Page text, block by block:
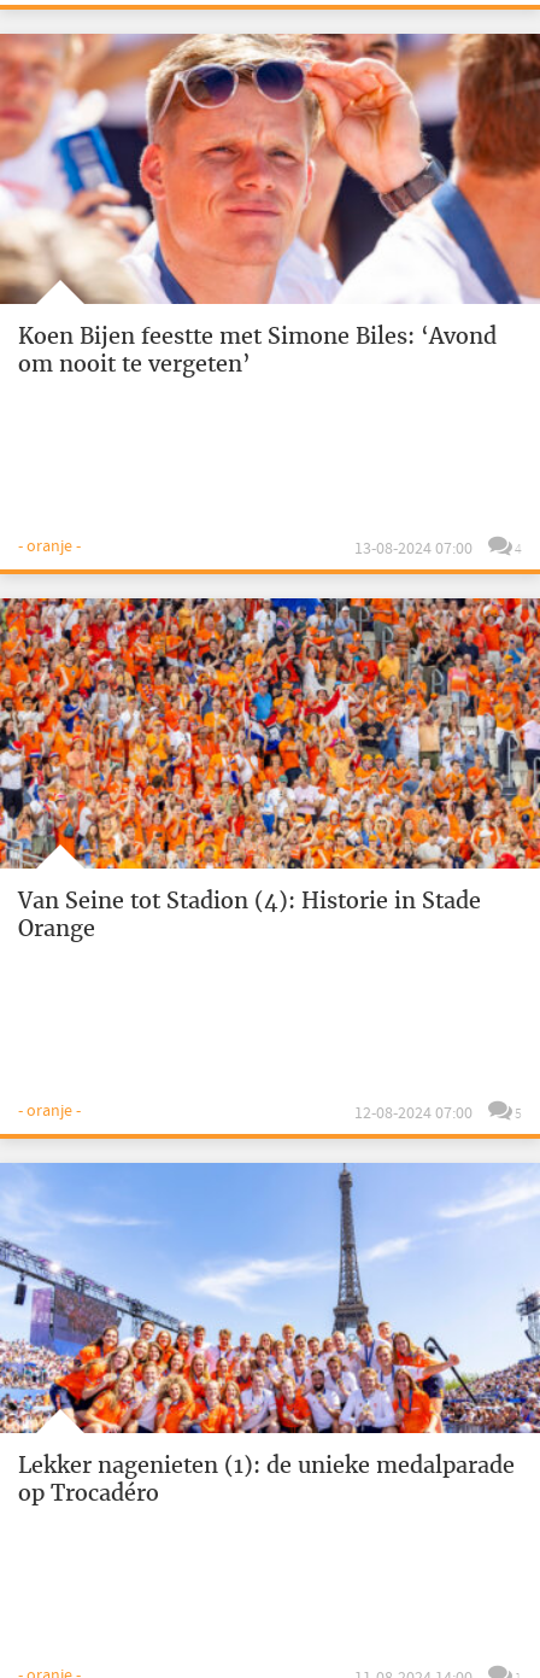
Koen Bijen feestte met Simone Biles: ‘Avond
om nooit te vergeten’
- oranje - 13-08-2024 07:00 4
Van Seine tot Stadion (4): Historie in Stade
Orange
- oranje - 12-08-2024 07:00 5
Lekker nagenieten (1): de unieke medalparade
op Trocadéro